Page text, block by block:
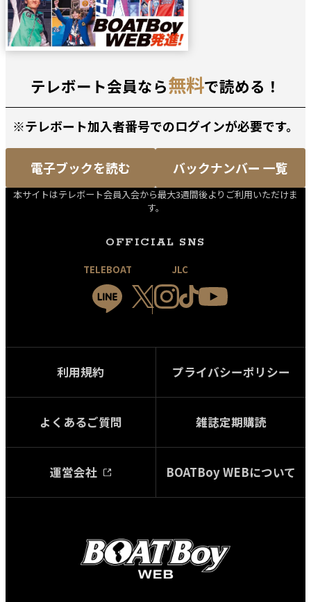
テレボート会員なら無料で読める！
※テレボート加入者番号でのログインが必要です。
電子ブックを読む バックナンバー 一覧
本サイトはテレボート会員入会から最大3週間後よりご利用いただけま
す。
OFFICIAL SNS
TELEBOAT JLC
利用規約 プライバシーポリシー
よくあるご質問 雑誌定期購読
運営会社 BOATBoy WEBについて